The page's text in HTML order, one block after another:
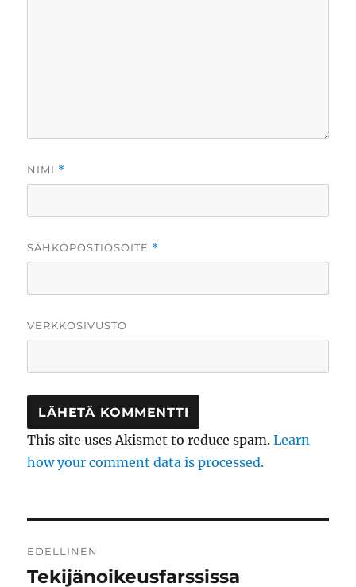
NIMI *
SÄHKÖPOSTIOSOITE *
VERKKOSIVUSTO
This site uses Akismet to reduce spam.Learn
how your comment data is processed.
selaus
EDELLINEN
Edellinen
Tekijänoikeusfarssissa